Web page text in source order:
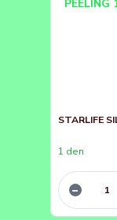
STARLIFE
1 den